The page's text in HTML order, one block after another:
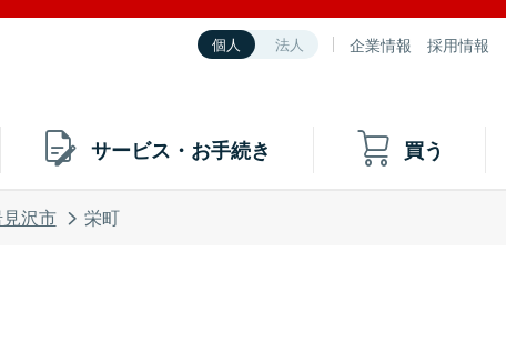
個人 法人 企業情報 採用情報
サービス・お手続き 買う
沢市 栄町